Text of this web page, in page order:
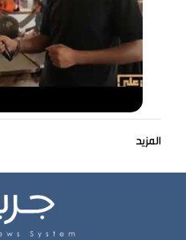
المزيد